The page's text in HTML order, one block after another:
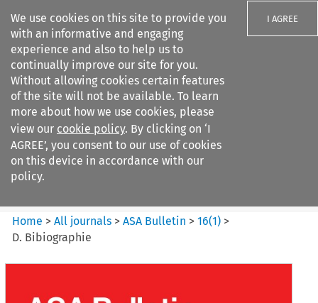
We use cookies on this site to provide you
with an informative and engaging
experience and also to help us to
continually improve our site for you.
Without allowing cookies certain features
of the site will not be available. To learn
more about how we use cookies, please
view our cookie policy. By clicking on ‘I
AGREE’, you consent to our use of cookies
on this device in accordance with our
policy.
I AGREE
Search filters
ASA Bulletin
Home >All journals >ASA Bulletin >16(1) >
D. Bibiographie